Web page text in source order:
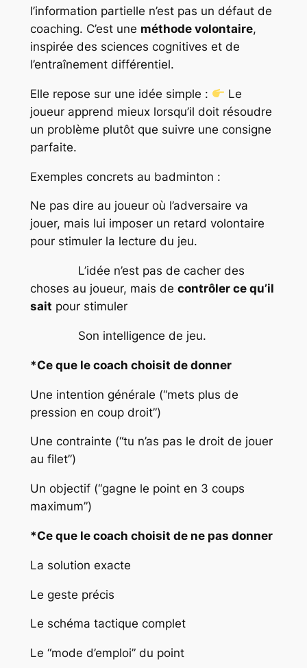
l’information partielle n’est pas un défaut de
coaching. C’est une méthode volontaire,
inspirée des sciences cognitives et de
l’entraînement différentiel.
Elle repose sur une idée simple :
Le
joueur apprend mieux lorsqu’il doit résoudre
un problème plutôt que suivre une consigne
parfaite.
Exemples concrets au badminton :
Ne pas dire au joueur où l’adversaire va
jouer, mais lui imposer un retard volontaire
pour stimuler la lecture du jeu.
L’idée n’est pas de cacher des
choses au joueur, mais de contrôler ce qu’il
sait pour stimuler
Son intelligence de jeu.
*Ce que le coach choisit de donner
Une intention générale (“mets plus de
pression en coup droit”)
Une contrainte (“tu n’as pas le droit de jouer
au filet”)
Un objectif (“gagne le point en 3 coups
maximum”)
*Ce que le coach choisit de ne pas donner
La solution exacte
Le geste précis
Le schéma tactique complet
Le “mode d’emploi” du point